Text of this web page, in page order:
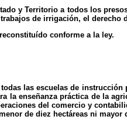
y Territorio a todos los
de irrigación, el derecho
conforme a la ley.
las escuelas de
la enseñanza práctica de la
del comercio y
de diez hectáreas ni mayor